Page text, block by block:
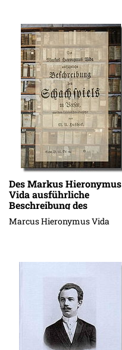
Des Markus Hieronymus
Vida ausführliche
Beschreibung des
Schachspiels in Versen
Marcus Hieronymus Vida